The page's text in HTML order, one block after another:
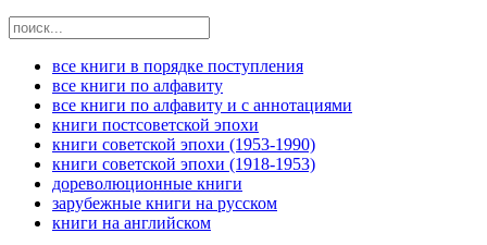
все книги в порядке поступления
все книги по алфавиту
все книги по алфавиту и с аннотациями
книги постсоветской эпохи
книги советской эпохи (1953-1990)
книги советской эпохи (1918-1953)
дореволюционные книги
зарубежные книги на русском
книги на английском